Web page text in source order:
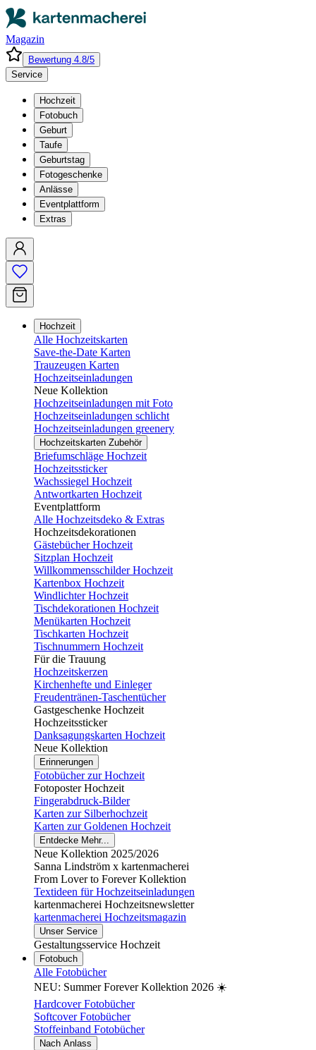
Magazin
Bewertung 4.8/5
Service
Hochzeit
Fotobuch
Geburt
Taufe
Geburtstag
Fotogeschenke
Anlässe
Eventplattform
Extras
Hochzeit
Alle Hochzeitskarten
Save-the-Date Karten
Trauzeugen Karten
Hochzeitseinladungen
Neue Kollektion
Hochzeitseinladungen mit Foto
Hochzeitseinladungen schlicht
Hochzeitseinladungen greenery
Hochzeitskarten Zubehör
Briefumschläge Hochzeit
Hochzeitssticker
Wachssiegel Hochzeit
Antwortkarten Hochzeit
Eventplattform
Alle Hochzeitsdeko & Extras
Hochzeitsdekorationen
Gästebücher Hochzeit
Sitzplan Hochzeit
Willkommensschilder Hochzeit
Kartenbox Hochzeit
Windlichter Hochzeit
Tischdekorationen Hochzeit
Menükarten Hochzeit
Tischkarten Hochzeit
Tischnummern Hochzeit
Für die Trauung
Hochzeitskerzen
Kirchenhefte und Einleger
Freudentränen-Taschentücher
Gastgeschenke Hochzeit
Hochzeitssticker
Danksagungskarten Hochzeit
Neue Kollektion
Erinnerungen
Fotobücher zur Hochzeit
Fotoposter Hochzeit
Fingerabdruck-Bilder
Karten zur Silberhochzeit
Karten zur Goldenen Hochzeit
Entdecke Mehr...
Neue Kollektion 2025/2026
Sanna Lindström x kartenmacherei
From Lover to Forever Kollektion
Textideen für Hochzeitseinladungen
kartenmacherei Hochzeitsnewsletter
kartenmacherei Hochzeitsmagazin
Unser Service
Gestaltungsservice Hochzeit
Fotobuch
Alle Fotobücher
NEU: Summer Forever Kollektion 2026 ☀️
Hardcover Fotobücher
Softcover Fotobücher
Stoffeinband Fotobücher
Nach Anlass